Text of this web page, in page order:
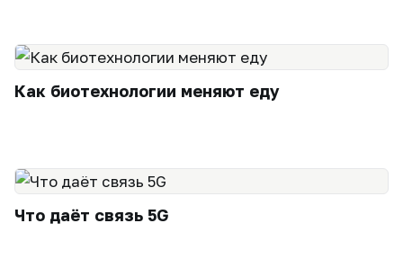
Как биотехнологии меняют еду
Что даёт связь 5G